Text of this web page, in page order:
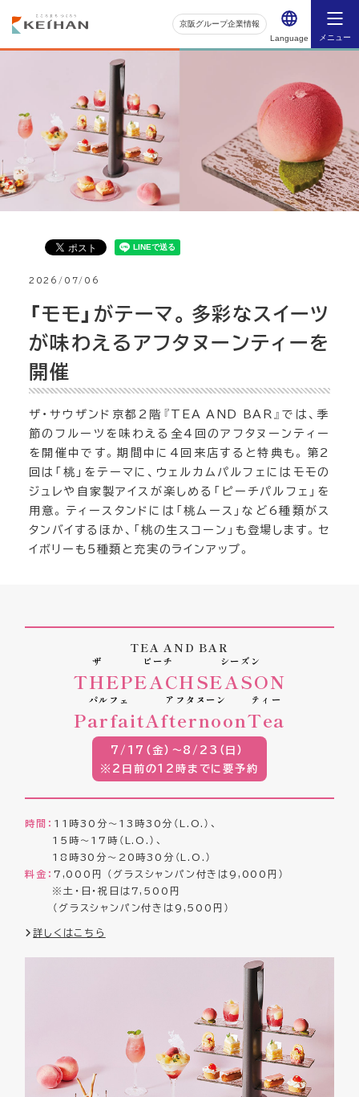
Language メニュー
京阪グループ企業情報
2026/07/06
「モモ」がテーマ。多彩なスイーツ
が味わえるアフタヌーンティーを
開催
ザ・サウザンド京都2階『TEA AND BAR』では、季
節のフルーツを味わえる全4回のアフタヌーンティー
を開催中です。期間中に4回来店すると特典も。第2
回は「桃」をテーマに、ウェルカムパルフェにはモモの
ジュレや自家製アイスが楽しめる「ピーチパルフェ」を
用意。ティースタンドには「桃ムース」など6種類がス
タンバイするほか、「桃の生スコーン」も登場します。セ
イボリーも5種類と充実のラインアップ。
TEA AND BAR
THE
ザ
PEACH
ピーチ
SEASON
シーズン
Parfait
パルフェ
Afternoon
アフタヌーン
Tea
ティー
7/17（金）～8/23（日）
※2日前の12時までに要予約
時間： 11時30分～13時30分（L.O.）、
15時～17時（L.O.）、
18時30分～20時30分（L.O.）
料金： 7,000円 （グラスシャンパン付きは9,000円）
※土・日・祝日は7,500円
（グラスシャンパン付きは9,500円）
詳しくはこちら